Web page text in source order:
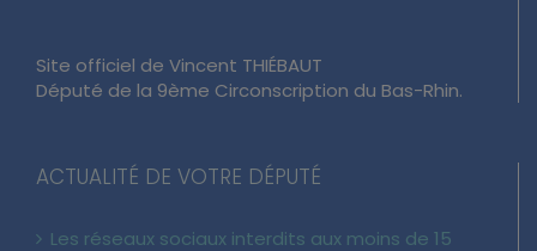
Site officiel de Vincent THIÉBAUT
Député de la 9ème Circonscription du Bas-Rhin.
ACTUALITÉ DE VOTRE DÉPUTÉ
Les réseaux sociaux interdits aux moins de 15